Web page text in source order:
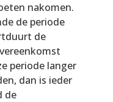
nakomen.
de periode
de
periode langer
dan is ieder
de